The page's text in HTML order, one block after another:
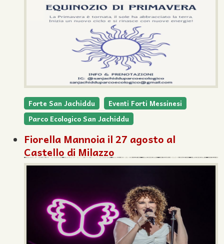
Forte San Jachiddu
Eventi Forti Messinesi
Parco Ecologico San Jachiddu
Fiorella Mannoia il 27 agosto al
Castello di Milazzo